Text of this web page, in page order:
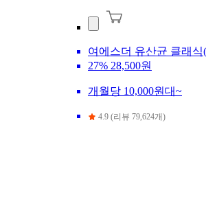
여에스더 유산균 클래식
27% 28,500원
개월당 10,000원대~
4.9 (리뷰 79,624개)